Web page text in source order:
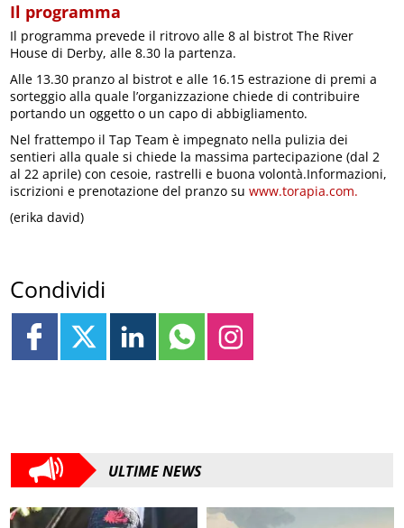
Il programma
Il programma prevede il ritrovo alle 8 al bistrot The River
House di Derby, alle 8.30 la partenza.
Alle 13.30 pranzo al bistrot e alle 16.15 estrazione di premi a
sorteggio alla quale l’organizzazione chiede di contribuire
portando un oggetto o un capo di abbigliamento.
Nel frattempo il Tap Team è impegnato nella pulizia dei
sentieri alla quale si chiede la massima partecipazione (dal 2
al 22 aprile) con cesoie, rastrelli e buona volontà.Informazioni,
iscrizioni e prenotazione del pranzo suwww.torapia.com.
(erika david)
Condividi
ULTIME NEWS